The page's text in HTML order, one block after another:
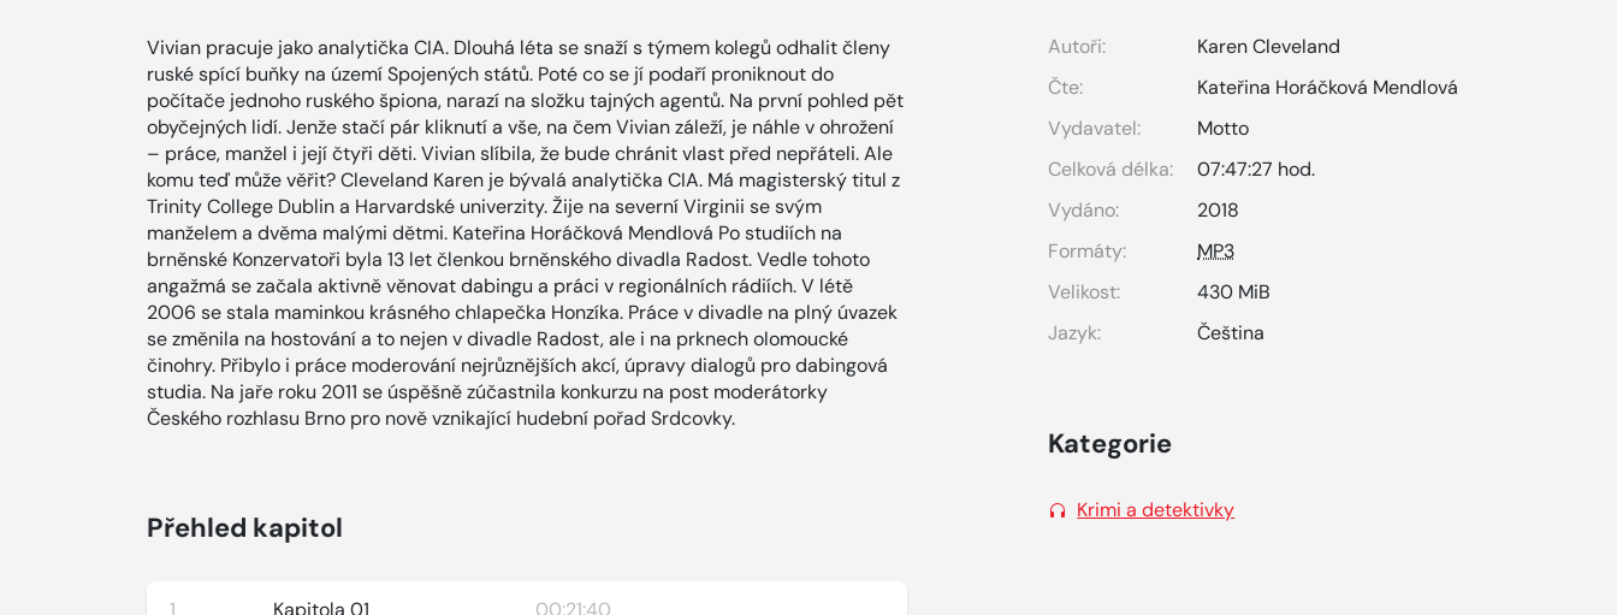
Vivian pracuje jako analytička CIA. Dlouhá léta se snaží s týmem kolegů odhalit členy
ruské spící buňky na území Spojených států. Poté co se jí podaří proniknout do
počítače jednoho ruského špiona, narazí na složku tajných agentů. Na první pohled pět
obyčejných lidí. Jenže stačí pár kliknutí a vše, na čem Vivian záleží, je náhle v ohrožení
– práce, manžel i její čtyři děti. Vivian slíbila, že bude chránit vlast před nepřáteli. Ale
komu teď může věřit? Cleveland Karen je bývalá analytička CIA. Má magisterský titul z
Trinity College Dublin a Harvardské univerzity. Žije na severní Virginii se svým
manželem a dvěma malými dětmi. Kateřina Horáčková Mendlová Po studiích na
brněnské Konzervatoři byla 13 let členkou brněnského divadla Radost. Vedle tohoto
angažmá se začala aktivně věnovat dabingu a práci v regionálních rádiích. V létě
2006 se stala maminkou krásného chlapečka Honzíka. Práce v divadle na plný úvazek
se změnila na hostování a to nejen v divadle Radost, ale i na prknech olomoucké
činohry. Přibylo i práce moderování nejrůznějších akcí, úpravy dialogů pro dabingová
studia. Na jaře roku 2011 se úspěšně zúčastnila konkurzu na post moderátorky
Českého rozhlasu Brno pro nově vznikající hudební pořad Srdcovky.
Přehled kapitol
1 Kapitola 01 00:21:40
Autoři:
Karen Cleveland
Čte:
Kateřina Horáčková Mendlová
Vydavatel:
Motto
Celková délka:
07:47:27 hod.
Vydáno:
2018
Formáty:
MP3
Velikost:
430 MiB
Jazyk:
Čeština
Kategorie
Krimi a detektivky